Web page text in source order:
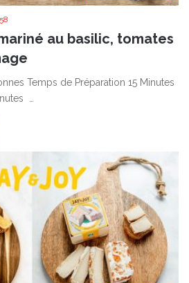
au basilic, tomates
Temps de Préparation 15 Minutes
…